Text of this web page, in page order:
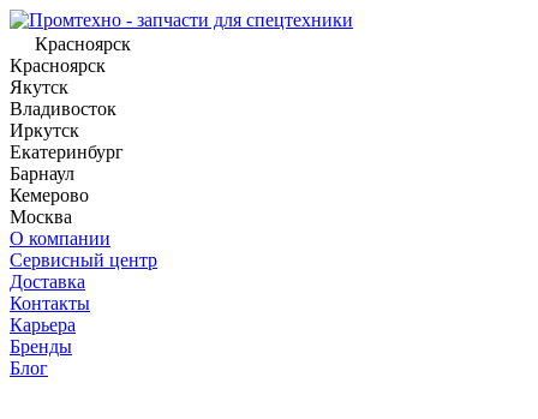
Красноярск
Красноярск
Якутск
Владивосток
Иркутск
Екатеринбург
Барнаул
Кемерово
Москва
О компании
Сервисный центр
Доставка
Контакты
Карьера
Бренды
Блог